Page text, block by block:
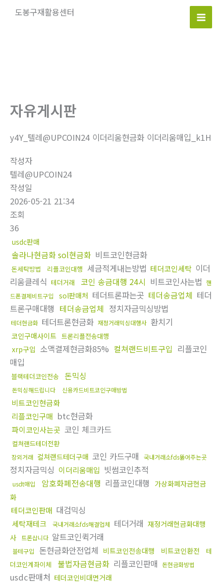
도봉구재활용센터
Main
자유게시판
y4Y_텔레@UPCOIN24 이더리움현금화 이더리움매입_k1H
작성자
텔레@UPCOIN24
작성일
2026-05-21 21:34
조회
36
usdc판매
솔라나현금화 sol현금화 비트코인현금화
돈세탁방법 리플코인대행 세금적게내는방법 테더코인세탁 이더
리움클레식 테더거래 코인 송금대행 24시 비트코인사는법 핸
드폰결제비트구입
sol판매처 테더트론파는곳 테더송금업체 테더
트론구매대행 테더송금업체 정치자금믹싱방법
테더현금화 테더트론현금화 재정거래믹싱대행사 환치기
코인구매사이트 트론리플전송대행
xrp구입 소액결제현금화85% 컬쳐랜드비트구입 리플코인
매입
블랙테더코인전송 돈믹싱
돈믹싱해드립니다 신용카드비트코인구매방법
비트코인현금화
리플코인구매 btc현금화
파이코인사는곳 코인 체크카드
컬쳐랜드테더전환
장외거래 컬쳐랜드테더구매 코인 카드구매 국내거래소fds뚫어주는곳
정치자금믹싱 이더리움매입 빗썸코인추적
usdt매입 암호화폐전송대행 리플코인대행
가상화폐자금현금
화
테더코인판매 대검믹싱
세탁재테크 국내거래소fds해결업체 테더거래 재정거래현금화대행
사
트론삽니다 알트코인퀵거래
블테구입 돈현금화안전업체 비트코인전송대행 비트코인환전
테
더코인계좌이체
불법자금현금화 리플코인판매 돈현금화방법
usdc판매처 테더코인비대면거래